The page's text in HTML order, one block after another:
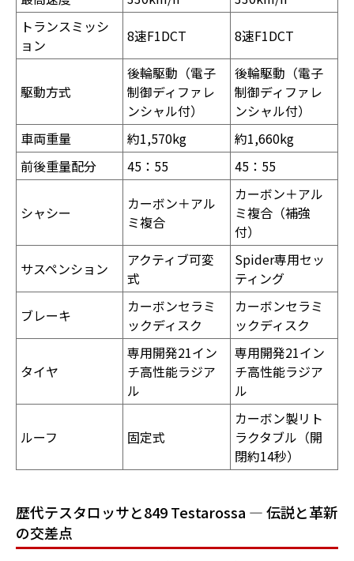
トランスミッシ
ョン
8速F1DCT 8速F1DCT
駆動方式
後輪駆動（電子
制御ディファレ
ンシャル付）
後輪駆動（電子
制御ディファレ
ンシャル付）
車両重量
約1,570kg
約1,660kg
前後重量配分
45：55 45：55
シャシー
カーボン＋アル
ミ複合
カーボン＋アル
ミ複合（補強
付）
サスペンション
アクティブ可変
式
Spider専用セッ
ティング
ブレーキ
カーボンセラミ
ックディスク
カーボンセラミ
ックディスク
タイヤ
専用開発21イン
チ高性能ラジア
ル
専用開発21イン
チ高性能ラジア
ル
ルーフ 固定式
カーボン製リト
ラクタブル（開
閉約14秒）
歴代テスタロッサと849 Testarossa ― 伝説と革新
の交差点